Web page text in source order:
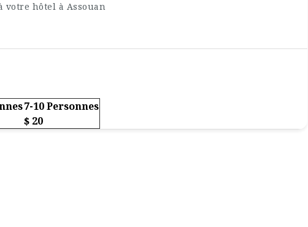
votre hôtel à Assouan
7-10 Personnes
$ 20